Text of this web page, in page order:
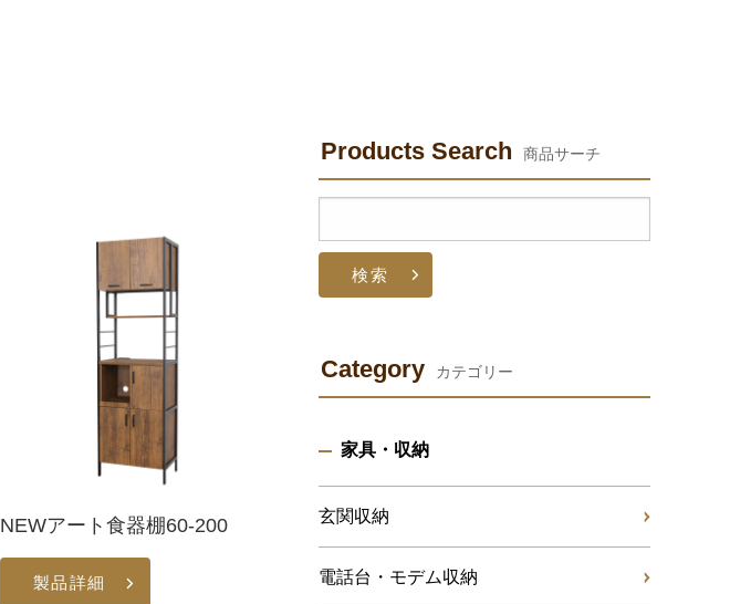
NEWアート食器棚60-200
製品詳細
Products Search 商品サーチ
Category カテゴリー
家具・収納
玄関収納
電話台・モデム収納